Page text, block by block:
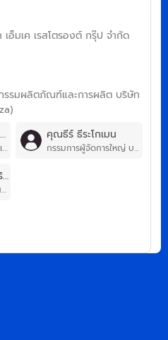
อ็มเค เรสโตรองต์ กรุ๊ป จำกัด
รรมผลิตภัณฑ์และการผลิต บริษัท
คุณจักรกฤติ สายสมบูรณ์
ประธานเจ้าหน้าที่บริหาร และผู้ร่วมก่อตั้ง บริษัท มากุโระ กรุ๊ป จำกัด (มหาชน)
คุณธีร์ ธีระโกเมน
กรรมการผู้จัดการใหญ่ บริษัท เอ็มเค เรสโตรองต์ กรุ๊ป จำกัด (มหาชน)
คุณชนินทร์ ชูพจน์เจริญ
ประธานบริหารสายงาน-นวัตกรรมผลิตภัณฑ์และการผลิต บริษัท ฟู้ดแพชชั่น จำกัด (BBQ Plaza)